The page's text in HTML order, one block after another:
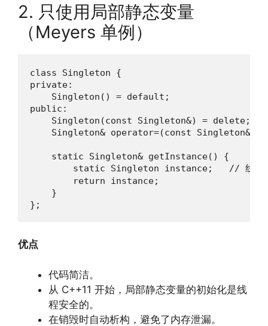
2. 只使用局部静态变量
（Meyers 单例）
class Singleton {
private:
    Singleton() = default;
public:
    Singleton(const Singleton&) = delete;
Singleton& operator=(const Singleton&)
    static Singleton& getInstance() {
static Singleton instance;   // 线程安
        return instance;
    }
};
优点
代码简洁。
从 C++11 开始，局部静态变量的初始化是线
程安全的。
在销毁时自动析构，避免了内存泄漏。